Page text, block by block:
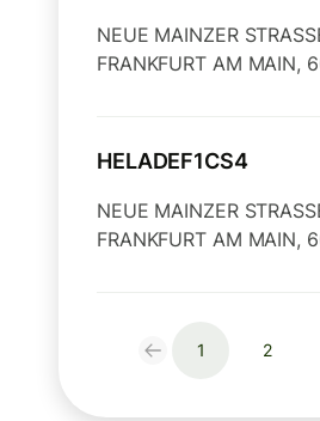
NEUE MAINZER
FRANKFURT AM MAIN,
HELADEF1CS4
NEUE MAINZER
FRANKFURT AM MAIN,
1 2